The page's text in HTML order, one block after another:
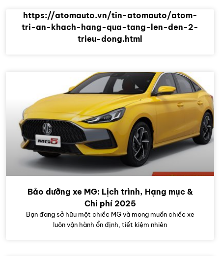
https://atomauto.vn/tin-atomauto/atom-
tri-an-khach-hang-qua-tang-len-den-2-
trieu-dong.html
Bảo dưỡng xe MG: Lịch trình, Hạng mục &
Chi phí 2025
Bạn đang sở hữu một chiếc MG và mong muốn chiếc xe
luôn vận hành ổn định, tiết kiệm nhiên